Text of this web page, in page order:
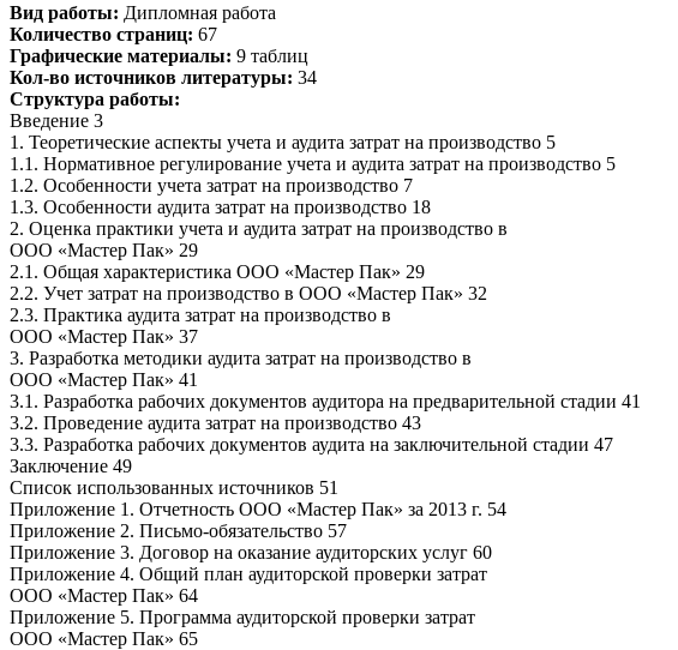
Вид работы: Дипломная работа
Количество страниц: 67
Графические материалы: 9 таблиц
Кол-во источников литературы: 34
Структура работы:
Введение 3
1. Теоретические аспекты учета и аудита затрат на производство 5
1.1. Нормативное регулирование учета и аудита затрат на производство 5
1.2. Особенности учета затрат на производство 7
1.3. Особенности аудита затрат на производство 18
2. Оценка практики учета и аудита затрат на производство в
ООО «Мастер Пак» 29
2.1. Общая характеристика ООО «Мастер Пак» 29
2.2. Учет затрат на производство в ООО «Мастер Пак» 32
2.3. Практика аудита затрат на производство в
ООО «Мастер Пак» 37
3. Разработка методики аудита затрат на производство в
ООО «Мастер Пак» 41
3.1. Разработка рабочих документов аудитора на предварительной стадии 41
3.2. Проведение аудита затрат на производство 43
3.3. Разработка рабочих документов аудита на заключительной стадии 47
Заключение 49
Список использованных источников 51
Приложение 1. Отчетность ООО «Мастер Пак» за 2013 г. 54
Приложение 2. Письмо-обязательство 57
Приложение 3. Договор на оказание аудиторских услуг 60
Приложение 4. Общий план аудиторской проверки затрат
ООО «Мастер Пак» 64
Приложение 5. Программа аудиторской проверки затрат
ООО «Мастер Пак» 65